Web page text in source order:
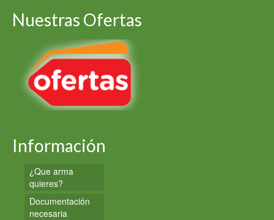
Nuestras Ofertas
Información
¿Que arma
quieres?
Documentación
necesaria